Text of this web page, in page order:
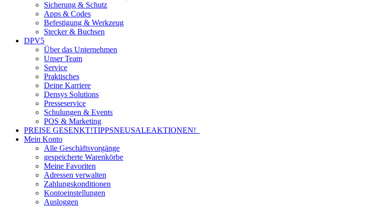
Sicherung & Schutz
Apps & Codes
Befestigung & Werkzeug
Stecker & Buchsen
DPV5
Über das Unternehmen
Unser Team
Service
Praktisches
Deine Karriere
Densys Solutions
Presseservice
Schulungen & Events
POS & Marketing
PREISE GESENKT!TIPPSNEUSALEAKTIONEN!
Mein Konto
Alle Geschäftsvorgänge
gespeicherte Warenkörbe
Meine Favoriten
Adressen verwalten
Zahlungskonditionen
Kontoeinstellungen
Ausloggen